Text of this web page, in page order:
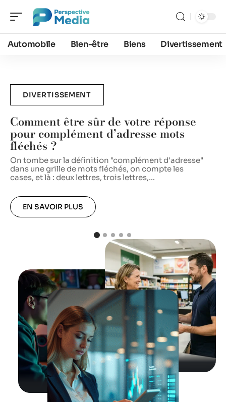
Automobile Bien-être Biens Divertissement
DIVERTISSEMENT
Comment être sûr de votre réponse
pour complément d’adresse mots
fléchés ?
On tombe sur la définition "complément d'adresse"
dans une grille de mots fléchés, on compte les
cases, et là : deux lettres, trois lettres,…
EN SAVOIR PLUS